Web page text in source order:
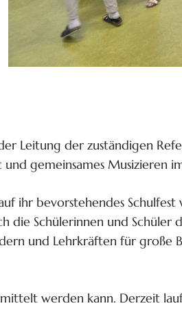
Leitung der zuständigen
gemeinsames Musizieren
ihr bevorstehendes
Schülerinnen und Schüler
und Lehrkräften für
werden kann. Derzeit